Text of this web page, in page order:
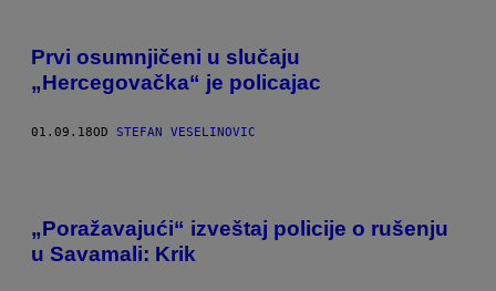
Prvi osumnjičeni u slučaju
„Hercegovačka“ je policajac
01.09.18OD STEFAN VESELINOVIC
„Poražavajući“ izveštaj policije o rušenju
u Savamali: Krik